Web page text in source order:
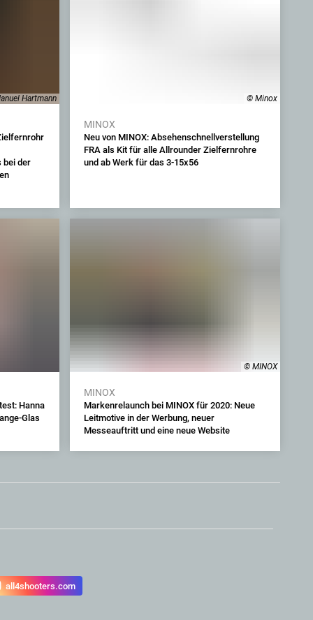
Hartmann
bei der
© Minox
MINOX
Neu von MINOX: Absehenschnellverstellung
FRA als Kit für alle Allrounder Zielfernrohre
und ab Werk für das 3-15x56
Hanna
Glas
© MINOX
MINOX
Markenrelaunch bei MINOX für 2020: Neue
Leitmotive in der Werbung, neuer
Messeauftritt und eine neue Website
all4shooters.com